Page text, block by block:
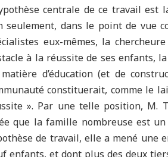
centrale de ce travail
seulement, dans le point de vue
eux-mêmes, la
à la réussite de ses enfants,
d’éducation (et de
constituerait, comme le
». Par une telle position, M.
que la famille nombreuse est
de travail, elle a mené une